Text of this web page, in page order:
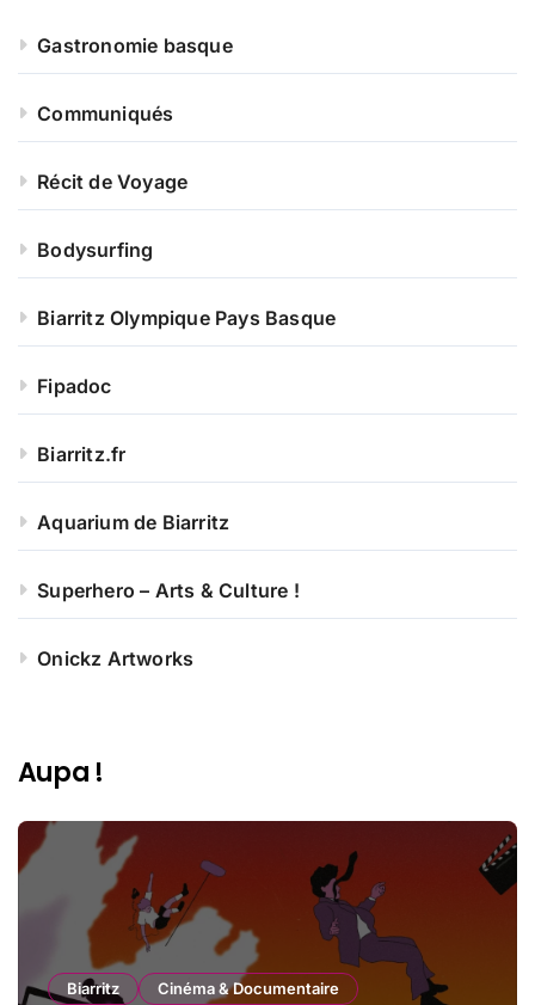
Gastronomie basque
Communiqués
Récit de Voyage
Bodysurfing
Biarritz Olympique Pays Basque
Fipadoc
Biarritz.fr
Aquarium de Biarritz
Superhero – Arts & Culture !
Onickz Artworks
Aupa !
Biarritz Cinéma & Documentaire